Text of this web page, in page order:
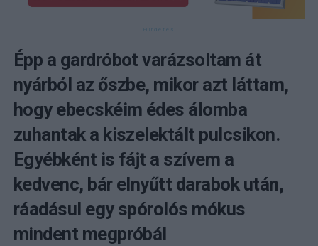
Épp a gardróbot varázsoltam át
nyárból az őszbe, mikor azt láttam,
hogy ebecskéim édes álomba
zuhantak a kiszelektált pulcsikon.
Egyébként is fájt a szívem a
kedvenc, bár elnyűtt darabok után,
ráadásul egy spórolós mókus
mindent megpróbál